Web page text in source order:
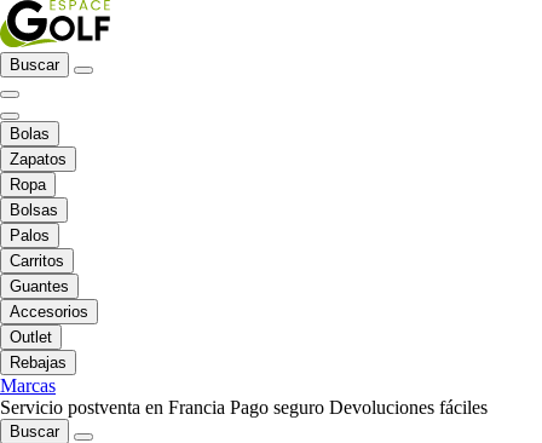
Buscar
Bolas
Zapatos
Ropa
Bolsas
Palos
Carritos
Guantes
Accesorios
Outlet
Rebajas
Marcas
Servicio postventa en Francia Pago seguro Devoluciones fáciles
Buscar